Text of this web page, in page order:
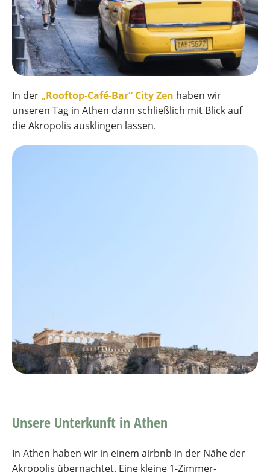
In der „Rooftop-Café-Bar“ City Zen haben wir
unseren Tag in Athen dann schließlich mit Blick auf
die Akropolis ausklingen lassen.
Unsere Unterkunft in Athen
In Athen haben wir in einem airbnb in der Nähe der
Akropolis übernachtet. Eine kleine 1-Zimmer-